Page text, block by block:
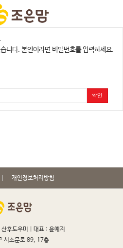
니다. 본인이라면 비밀번호를 입력하세요.
확인
개인정보처리방침
후도우미 | 대표 : 윤예지
서소문로 89, 17층